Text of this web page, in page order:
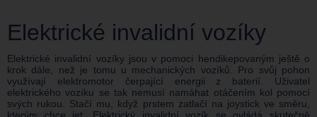
Elektrické invalidní vozíky
Elektrické invalidní vozíky jsou v pomoci hendikepovaným ještě o
krok dále, než je tomu u mechanických vozíků. Pro svůj pohon
využívají elektromotor čerpající energii z baterií. Uživatel
elektrického vozíku se tak nemusí namáhat otáčením kol pomocí
svých rukou. Stačí mu, když prstem zatlačí na joystick ve směru,